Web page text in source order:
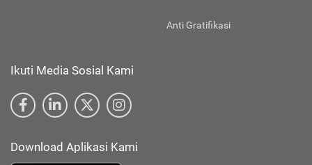
Anti Gratifikasi
Ikuti Media Sosial Kami
Download Aplikasi Kami